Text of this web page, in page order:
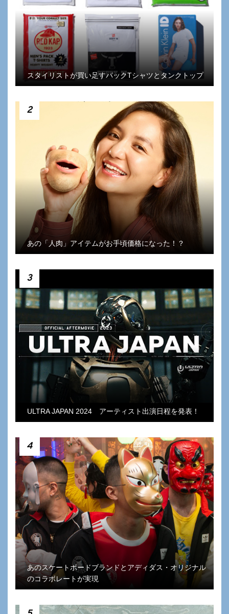
スタイリストが買い足すパックTシャツとタンクトップ
2
あの「人肉」アイテムがお手頃価格になった！？
3
ULTRA JAPAN 2024 アーティスト出演日程を発表！
4
あのスケートボードブランドとアディダス・オリジナル
のコラボレートが実現